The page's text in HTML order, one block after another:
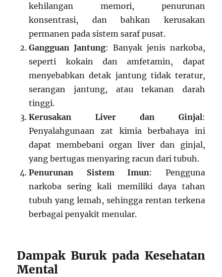
kehilangan memori, penurunan
konsentrasi, dan bahkan kerusakan
permanen pada sistem saraf pusat.
Gangguan Jantung: Banyak jenis narkoba,
seperti kokain dan amfetamin, dapat
menyebabkan detak jantung tidak teratur,
serangan jantung, atau tekanan darah
tinggi.
Kerusakan Liver dan Ginjal:
Penyalahgunaan zat kimia berbahaya ini
dapat membebani organ liver dan ginjal,
yang bertugas menyaring racun dari tubuh.
Penurunan Sistem Imun: Pengguna
narkoba sering kali memiliki daya tahan
tubuh yang lemah, sehingga rentan terkena
berbagai penyakit menular.
Dampak Buruk pada Kesehatan
Mental